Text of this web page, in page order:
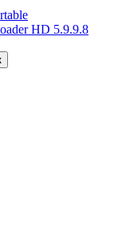
HD 5.9.9.8